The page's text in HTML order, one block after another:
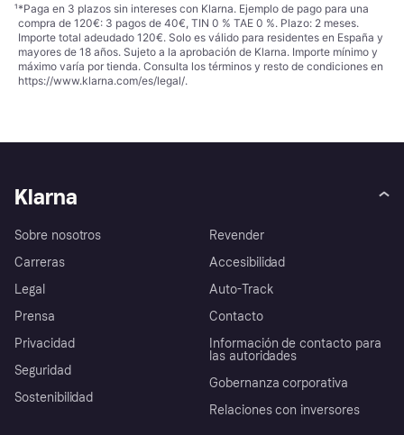
¹*Paga en 3 plazos sin intereses con Klarna. Ejemplo de pago para una
compra de 120€: 3 pagos de 40€, TIN 0 % TAE 0 %. Plazo: 2 meses.
Importe total adeudado 120€. Solo es válido para residentes en España y
mayores de 18 años. Sujeto a la aprobación de Klarna. Importe mínimo y
máximo varía por tienda. Consulta los términos y resto de condiciones en
https://www.klarna.com/es/legal/.
Klarna
Sobre nosotros
Carreras
Legal
Prensa
Privacidad
Seguridad
Sostenibilidad
Revender
Accesibilidad
Auto-Track
Contacto
Información de contacto para
las autoridades
Gobernanza corporativa
Relaciones con inversores